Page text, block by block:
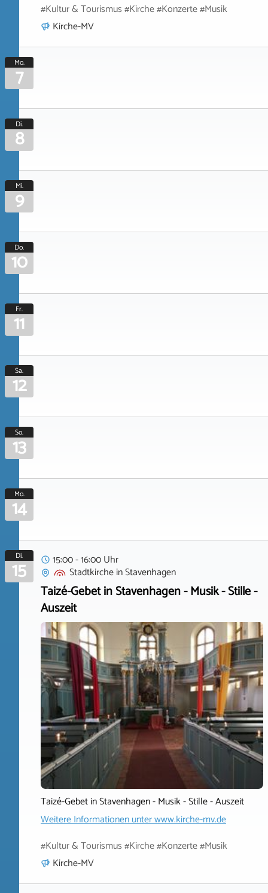
#Kultur & Tourismus #Kirche #Konzerte #Musik
Kirche-MV
Mo.
7
Di.
8
Mi.
9
Do.
10
Fr.
11
Sa.
12
So.
13
Mo.
14
Di.
15
15:00 - 16:00 Uhr
StadtkircheinStavenhagen
Taizé-Gebet in Stavenhagen - Musik - Stille -
Auszeit
Taizé-Gebet in Stavenhagen - Musik - Stille - Auszeit
Weitere Informationen unterwww.kirche-mv.de
#Kultur & Tourismus #Kirche #Konzerte #Musik
Kirche-MV